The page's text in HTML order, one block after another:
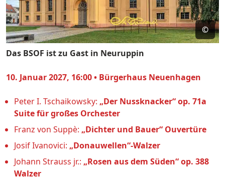
©
Das BSOF ist zu Gast in Neuruppin
10. Januar 2027, 16:00 • Bürgerhaus Neuenhagen
Peter I. Tschaikowsky: „Der Nussknacker“ op. 71a
Suite für großes Orchester
Franz von Suppè: „Dichter und Bauer“ Ouvertüre
Josif Ivanovici: „Donauwellen“-Walzer
Johann Strauss jr.: „Rosen aus dem Süden“ op. 388
Walzer